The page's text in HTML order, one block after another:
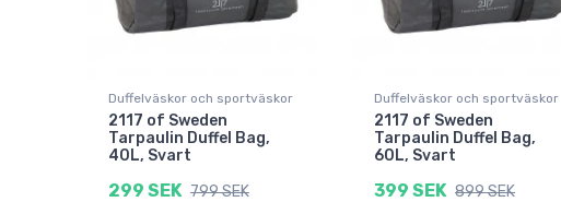
Duffelväskor och sportväskor
2117 of Sweden
Tarpaulin Duffel Bag,
40L, Svart
299 SEK 799 SEK
Duffelväskor och sportväskor
2117 of Sweden
Tarpaulin Duffel Bag,
60L, Svart
399 SEK 899 SEK